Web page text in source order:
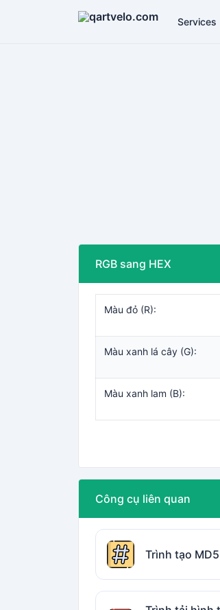
Services
RGB sang HEX
Màu đỏ (R):
Màu xanh lá cây (G):
Màu xanh lam (B):
Công cụ liên quan
Trình tạo MD5